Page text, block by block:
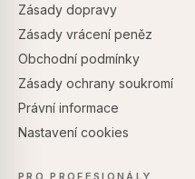
Zásady dopravy
Zásady vrácení peněz
Obchodní podmínky
Zásady ochrany soukromí
Právní informace
Nastavení cookies
PRO PROFESIONÁLY